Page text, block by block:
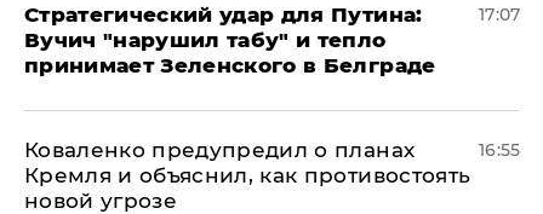
Стратегический удар для Путина:
Вучич "нарушил табу" и тепло
принимает Зеленского в Белграде
17:07
Коваленко предупредил о планах
Кремля и объяснил, как противостоять
новой угрозе
16:55